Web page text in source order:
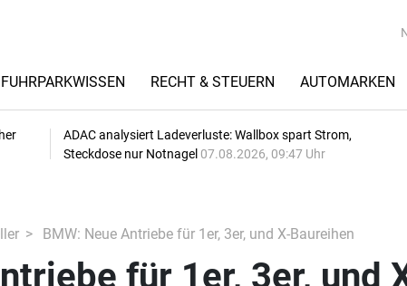
FUHRPARKWISSEN RECHT & STEUERN AUTOMARKEN
ADAC analysiert Ladeverluste: Wallbox spart Strom,
Steckdose nur Notnagel 07.08.2026, 09:47 Uhr
BMW: Neue Antriebe für 1er, 3er, und X-Baureihen
für 1er, 3er, und